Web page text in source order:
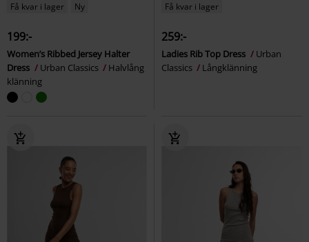
Få kvar i lager Ny
199:-
Women’s Ribbed Jersey Halter
Dress
Urban Classics
Halvlång
klänning
Få kvar i lager
259:-
Ladies Rib Top Dress
Urban
Classics
Långklänning